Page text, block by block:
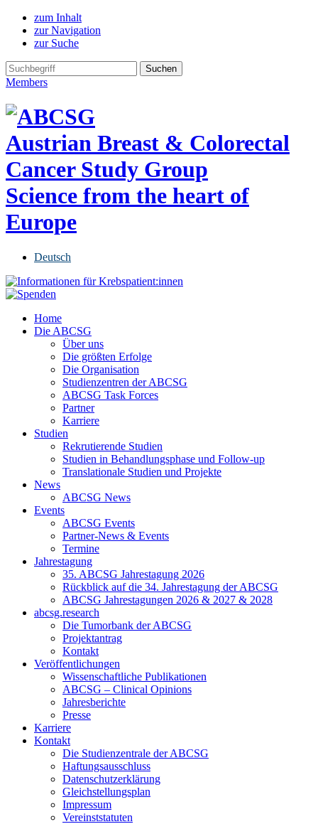
zum Inhalt
zur Navigation
zur Suche
Members
Austrian Breast & Colorectal
Cancer Study Group
Science from the heart of
Europe
Deutsch
Home
Die ABCSG
Über uns
Die größten Erfolge
Die Organisation
Studienzentren der ABCSG
ABCSG Task Forces
Partner
Karriere
Studien
Rekrutierende Studien
Studien in Behandlungsphase und Follow-up
Translationale Studien und Projekte
News
ABCSG News
Events
ABCSG Events
Partner-News & Events
Termine
Jahrestagung
35. ABCSG Jahrestagung 2026
Rückblick auf die 34. Jahrestagung der ABCSG
ABCSG Jahrestagungen 2026 & 2027 & 2028
abcsg.research
Die Tumorbank der ABCSG
Projektantrag
Kontakt
Veröffentlichungen
Wissenschaftliche Publikationen
ABCSG – Clinical Opinions
Jahresberichte
Presse
Karriere
Kontakt
Die Studienzentrale der ABCSG
Haftungsausschluss
Datenschutzerklärung
Gleichstellungsplan
Impressum
Vereinststatuten